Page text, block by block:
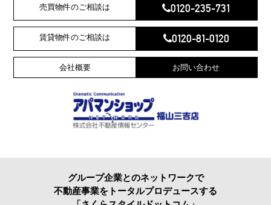
売買物件のご相談は 0120-235-731
賃貸物件のご相談は 0120-81-0120
会社概要 お問い合わせ
グループ企業とのネットワークで
不動産事業をトータルプロデュースする